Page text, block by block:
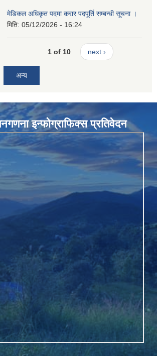
मेडिकल अधिकृत पदमा करार पदपूर्ति सम्बन्धी सूचना ।
मिति: 05/12/2026 - 16:24
1 of 10 next ›
अन्य
इन्फोग्राफिक्स प्रतिवेदन